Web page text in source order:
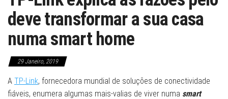
deve transformar a sua casa
numa smart home
29 Janeiro, 2019
A TP-Link, fornecedora mundial de soluções de conectividade
fiáveis, enumera algumas mais-valias de viver numa smart